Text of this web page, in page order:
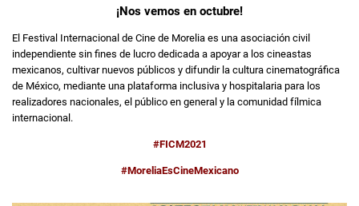
¡Nos vemos en octubre!
El Festival Internacional de Cine de Morelia es una asociación civil
independiente sin fines de lucro dedicada a apoyar a los cineastas
mexicanos, cultivar nuevos públicos y difundir la cultura cinematográfica
de México, mediante una plataforma inclusiva y hospitalaria para los
realizadores nacionales, el público en general y la comunidad fílmica
internacional.
#FICM2021
#MoreliaEsCineMexicano